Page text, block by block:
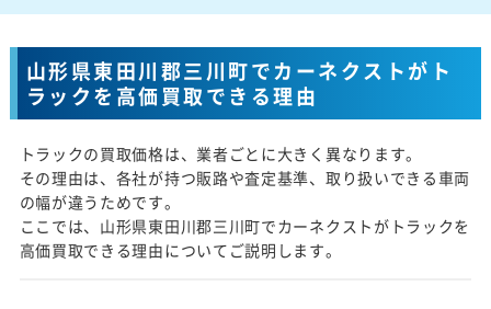
山形県東田川郡三川町でカーネクストがト
ラックを高価買取できる理由
トラックの買取価格は、業者ごとに大きく異なります。
その理由は、各社が持つ販路や査定基準、取り扱いできる車両
の幅が違うためです。
ここでは、山形県東田川郡三川町でカーネクストがトラックを
高価買取できる理由についてご説明します。